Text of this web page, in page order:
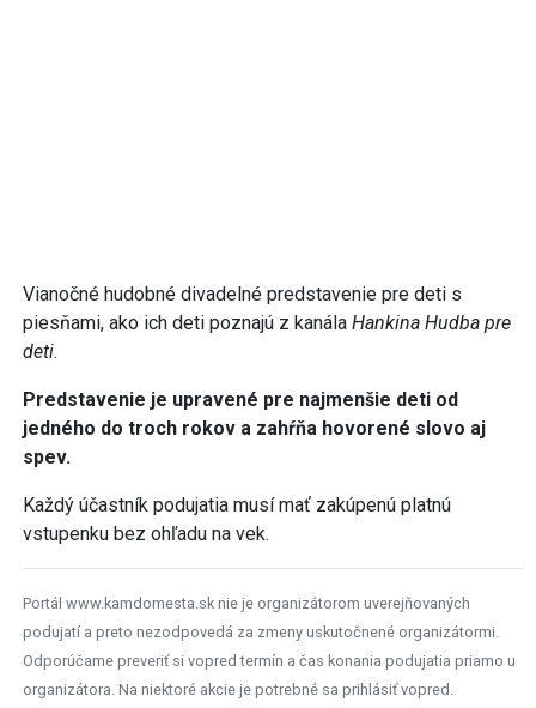
Vianočné hudobné divadelné predstavenie pre deti s
piesňami, ako ich deti poznajú z kanála Hankina Hudba pre
deti.
Predstavenie je upravené pre najmenšie deti od
jedného do troch rokov a zahŕňa hovorené slovo aj
spev.
Každý účastník podujatia musí mať zakúpenú platnú
vstupenku bez ohľadu na vek.
Portál www.kamdomesta.sk nie je organizátorom uverejňovaných
podujatí a preto nezodpovedá za zmeny uskutočnené organizátormi.
Odporúčame preveriť si vopred termín a čas konania podujatia priamo u
organizátora. Na niektoré akcie je potrebné sa prihlásiť vopred.